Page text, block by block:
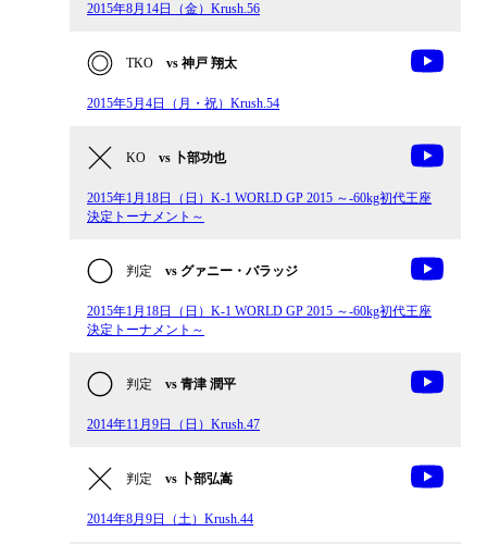
2015年8月14日（金）Krush.56
TKO vs 神戸 翔太
2015年5月4日（月・祝）Krush.54
KO vs 卜部功也
2015年1月18日（日）K-1 WORLD GP 2015 ～-60kg初代王座
決定トーナメント～
判定 vs グァニー・バラッジ
2015年1月18日（日）K-1 WORLD GP 2015 ～-60kg初代王座
決定トーナメント～
判定 vs 青津 潤平
2014年11月9日（日）Krush.47
判定 vs 卜部弘嵩
2014年8月9日（土）Krush.44